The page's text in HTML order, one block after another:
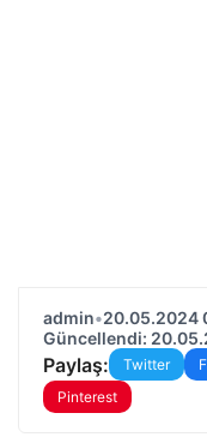
admin•20.05.2024
Güncellendi:
Paylaş: Twitter
Pinterest